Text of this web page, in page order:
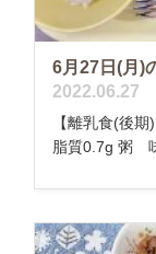
6月27日(月)
2022.06.27
【離乳食(後
脂質0.7g 粥